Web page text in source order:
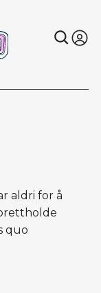
aldri for å
quo